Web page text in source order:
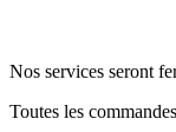
Nos services seront
Toutes les